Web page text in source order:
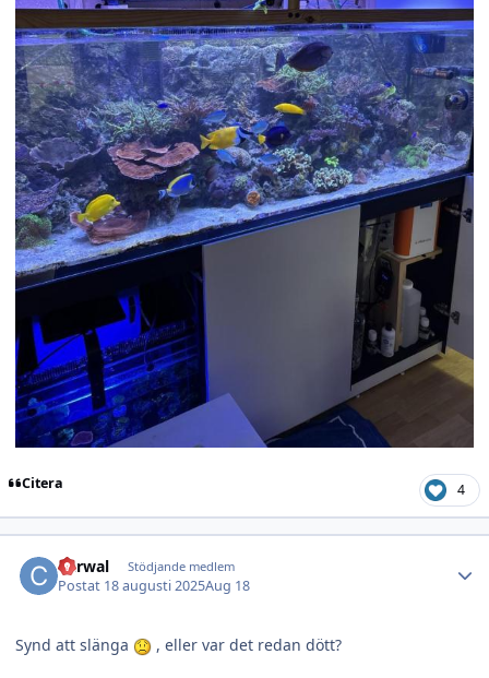
Citera 4
Carwal Stödjande medlem
Postat 18 augusti 2025Aug 18
Synd att slänga , eller var det redan dött?